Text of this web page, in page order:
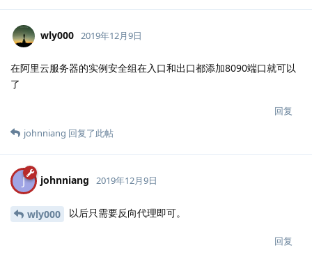
wly000 2019年12月9日
在阿里云服务器的实例安全组在入口和出口都添加8090端口就可以
了
回复
johnniang 回复了此帖
J johnniang 2019年12月9日
wly000 以后只需要反向代理即可。
回复